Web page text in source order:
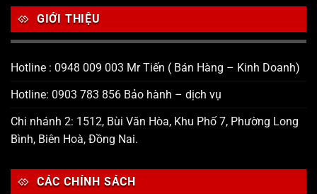
GIỚI THIỆU
Hotline : 0948 009 003 Mr Tiến ( Bán Hàng – Kinh Doanh)
Hotline: 0903 783 856 Bảo hành – dịch vụ
Chi nhánh 2: 1512, Bùi Văn Hòa, Khu Phố 7, Phường Long
Bình, Biên Hoà, Đồng Nai.
CÁC CHÍNH SÁCH